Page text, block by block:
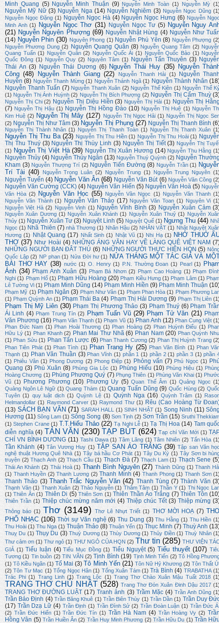
Minh Quang (5) Nguyễn Minh Thuận (9) Nguyễn Minh Toàn (1) Nguyễn Mỳ
Nguyễn Mỹ Nữ (3) Nguyễn Nga (14) Nguyễn Nghiêm (3) Nguyễn Ngọc Dũng
Nguyễn Ngọc Đặng (1) Nguyễn Ngọc Hà (4) Nguyễn Ngọc Hưng (6) Nguyễn
Minh Anh (1) Nguyễn Ngọc Thơ (31) Nguyễn Ngọc Tư (5) Nguyễn Nguy
(21) Nguyễn Nguyên Phượng (69) Nguyễn Nhật Hùng (4) Nguyễn Như
(14) Nguyễn Phin (30) Nguyên Phong (1) Nguyễn Phú Yên (8) Nguyễn Phượng
Nguyễn Phương Dung (2) Nguyễn Quang Quân (8) Nguyễn Quang Tâm (2)
Quang Tuấn (1) Nguyễn Quân (2) Nguyễn Quốc Ái (1) Nguyễn Quốc Bảo (1)
Quốc Đông (1) Nguyễn Quy (2) Nguyên Tâm (1) Nguyễn Tấn Thuyên (3)
Thái An (3) Nguyễn Thái Dương (6) Nguyễn Thái Huy (35)
Nguyễn
Công (48) Nguyễn Thành Giang (22) Nguyễn Thanh Hải (1)
Nguyễn
Huyền (8) Nguyễn Thanh Mừng (1) Nguyễn Thánh Ngã (1) Nguyễn Thành Nhân
Nguyễn Thanh Tuấn (7) Nguyễn Thanh Xuân (2) Nguyễn Thế Kiên (1) Nguyễn Thế
(1) Nguyễn Thị Ánh Huỳnh (2) Nguyễn Thị Bích Phượng (2) Nguyễn Thị Cẩm Thuỳ
Nguyễn Thị Chi (2) Nguyễn Thị Diệu Hiền (3) Nguyễn Thị Hải (1) Nguyễn Thị
(7) Nguyễn Thị Hậu (1) Nguyễn Thị Hồng Đào (10) Nguyễn Thị Huệ (1) Nguyễn
Kim Huệ (2) Nguyễn Thị Mây (127) Nguyễn Thị Ngọc Hải (1) Nguyễn Thị Ngọc
(2) Nguyễn Thị Như Tâm (3) Nguyễn Thị Phụng (27) Nguyễn Thị Thanh Bình
Nguyễn Thị Thành Nhân (1) Nguyễn Thị Thanh Toàn (1) Nguyễn Thị Thanh Xuân
Nguyễn Thị Thu Ba (23) Nguyễn Thị Thu Hiền (1) Nguyễn Thị Thu Hoài (1)
Thị Thu Thuý (3) Nguyễn Thị Thùy Linh (3) Nguyễn Thị Tiết (3) Nguyễn Thị
(1) Nguyễn Thị Việt Hà (39) Nguyễn Thị Xuân Hương (14) Nguyễn Thu Hằng
Nguyễn Thủy (4) Nguyễn Thúy Ngân (13) Nguyễn Thuý Quỳnh (2) Nguyễn
Kham (3) Nguyễn Thượng Trí (2) Nguyễn Tiến Đường (8) Nguyễn Trần (1)
Trí Tài (40) Nguyễn Trọng Luân (2) Nguyễn Trung (1) Nguyễn Trung Nguyên
Nguyễn Tuyển (4) Nguyễn Văn Ân (68) Nguyễn Văn Bút (6) Nguyễn Văn Công
Nguyễn Văn Cường (CCK) (4) Nguyễn Văn Hiến (5) Nguyễn Văn Hoà (5)
Văn Hòa (2) Nguyễn Văn Học (55) Nguyễn Văn Ngọc (1) Nguyễn Văn Thanh
Nguyễn Văn Thành (1) Nguyễn Văn Thảo (17) Nguyễn Văn Toan (1) Nguyên Vi
Nguyễn Việt Hà (2) Nguyễn Vinh (1) Nguyễn Vĩnh Bình (3) Nguyễn Xuân Cảm
Nguyễn Xuân Dương (1) Nguyễn Xuân Khánh (1) Nguyễn Xuân Thuỷ (1) Nguyễn
Thủy (1) Nguyễn Xuân Tư (3) Nguyệt Linh (5) Nguyệt Quế (1) Ngưng Thu (44)
Ngọc (1) Nhã Thiên (7) nhà Thương (1) Nhân Hậu (2) NHÂN VẬT (1) Nhật Nguyệt
Hương (1) Nhật Quang (17) Nhất Sinh (1) Nhật Vũ (1) Nhi Hạ (1) NHỚ THUỞ
THƠ (37) Như Hoài (4) NHỮNG ÁNG VĂN HAY VỀ LÀNG QUÊ VIỆT NAM
NHỮNG NGƯỜI BẠN ĐÂT THỦ (6) NHỮNG NGƯỜI THỰC HIỆN HQN (5)
Quốc Lập (2) NP phan (1) Nửa Đời hư (1) NỬA THÁNG MỘT TÁC GIẢ VÀ
BÀI THƠ HAY (38) nước (1) O. Henry (1) P.N. Thường Đoan (1) Pearl (1)
Ánh (34) Phạm Anh Xuân (3) Phạm Bá Nhơn (2) Phạm Cao Hoàng (1) Phạm
Nghi (1) Phạm Hổ (1) Phạm Hữu Hoàng (20) Phạm Kiều Hưng (1) Phạm Lâm (1)
Lê Tường Vi (1) Phạm Minh Dũng (14) Phạm Minh Hiền (9) Phạm Minh Thuận
Phạm Mỹ (1) Phạm Ngân (3) Phạm Như Vân (1) Phạm Phan Hòa (1) Phạm Phương
(1) Phạm Quỳnh An (1) Phạm Thái Ba (4) Phạm Thị Hải Dương (9) Phạm Thị Liên
Phạm Thị Mỹ Liên (30) Phạm Thị Phương Thảo (3) Phạm Thuý (6) Phạm
Ái Linh (4) Phạm Trung Tín (2) Phạm Tuấn Vũ (29) Phạm Tử Văn (21)
Văn Phương (16) Phạm Văn Thạnh (1) Phạm Vũ (1) Phan Anh (12) Phan Cung Việt
Phan Đức Nam (1) Phan Hoài Thương (1) Phan Hoàng (2) Phan Huỳnh Điểu (1)
Hữu Lý (1) Phan Khanh (2) Phan Mai Thư Nhã (6) Phan Nam (20) Phan Quỳnh
(1) Phan Sửu (1) Phan Tấn Lược (6) Phan Thanh Cương (2) Phan Thị Huỳnh Trang
Phan Tiên Phát (1) Phan Tình (1) Phan Trang Hy (25) Phan Văn Bình (1) Phan
Thạnh (1) Phan Văn Thuần (3) Phan Vĩnh (1) phần 1 (1) phần 2 (1) phần 3 (1) phần
(1) Phiêu Vân (1) Phong Dương (2) Phong Điệp (1) Phỏng vấn (7) Phú Ngọc (1)
Quang (3) Phú Xuân (8) Phùng Gia Lộc (1) Phùng Hiếu (10) Phùng Hiệu (1)
Hoàng Chương (1) Phùng Phương Quý (7) Phụng Thiên (1) Phùng Văn Khai (1)
Vũ (1) Phương Phương (10) Phương Uy (5) Quan Thế Âm (1) Quảng Ngọc
Quảng Ngôn Lê Ngữ (1) Quang Thám (1) Quang Tuấn Dũng (9) Quốc Hùng (2)
Tuyên (1) quy luật dịch (1) Quỳnh Lệ (1) Quỳnh Nga (16) Quỳnh Trâm (1)
Helmandollar (1) Raymond Carver (1) Raymond Thư (1) Rêu (Cao Hoàng Từ
(13) SÁCH BẠN VĂN (71) SARAH HALL (1) SINH NHẬT (1) Song Ninh (11)
Hương (11) Sông Lam (1) Sông Song (8) Sơn Tịnh (2) Sơn Trần (15) Sruthi
(1) Stephen Crane (1) T.T.Hiếu Thảo (22) Tạ Nghi Lễ (1) Tạ Thị Hoa (14) Tam
diễn nghĩa (4) TẢN VĂN (230) TẠP BÚT (624) Tạp chí Văn Mới (1)
CHÍ VN BÌNH DƯƠNG (11) Tashi Dawa (1) Tâm Lãng (1) Tâm Nhiên (2) Tấn Hòa
Tần Khánh (4) Tân Vương Huy (1) TẬP SAN ÁO TRẮNG (39) Tập san Văn
nghệ thuật Hương Quê Nhà (1) Tây bá hầu Cơ Phát (1) Tây Du Ký (1) Tây Sơn bi
truyện (2) Thạch Anh (2) Thạch Cầu (1) Thạch Đà (7) Thạch Lam (1) Thạch Sene
Thái An Khánh (2) Thái Hoà (1) Thanh Bình Nguyên (27) Thành Dũng (1) Thanh
(1) Thanh Huyền (2) Thanh Lương (2) Thanh Minh (4) Thanh Phong (1) Thanh Sơn
Thanh Thảo (3) Thanh Trắc Nguyễn Văn (42) Thanh Tùng (7) Thành Văn
Thạnh Văn (1) Thanh Xuân (2) Thảo Nguyễn (1) Thâm Tâm (1) Thần Y (1) Thi Ngọc
(1) Thiên Ân (1) Thiên Di (5) Thiên Sơn (1) Thiên Thần Áo Trắng (7) Thiên Tôn
Thiên Trần (1) Thiệp chúc mừng năm mới (4) Thiệp chúc Tết (3) Thiệp mừng
Thông báo (1) Thơ (3149) Thơ Lê Nhựt Triết (1) THƠ MỜI HOẠ (7)
PHỔ NHẠC (106) Thời sự Văn nghệ (6) Thu Dung (3) Thu Hằng (1) Thu Hiền
Thu Hoài (1) Thu Nga (1) Thuận Thảo (8) Thuận Yến (1) Thục Minh (7) Thuỳ Anh
Thuỵ Du (1) Thụy Du (3) Thuỳ Dương (1) Thùy Dương (1) Thủy Điền (1) Thuỳ Nhân
Thư cảm ơn (1) Thư ngỏ (1) THƯ NGỎ CỦA HQN (2) Thư tin (285) THƯ VIỆN
GIẢ (1) Tiểu luận (4) Tiểu Mục Đồng (1) Tiểu Nguyệt (5) Tiểu thuyết (107)
Tương (1) Tin buồn (2) TIN VĂN (2) Tịnh Bình (19) Tịnh Minh Tiến (2) Tô Hồng
(1) Tô Kiều Ngân (1) Tố Mai (3) Tô Minh Yến (21) Tôn Nữ Hỷ Khương (2) Tôn Thất
(2) Tôn Tư Mạc (1) Tống Ngọc Hân (1) Tống Xuân Tám (1) Trà Bình (4) TRABATHA
Trác Phi (1) Trang Linh (1) Trang Lộc (1) Trang Thơ Chào Xuân Mậu Tuất 2018
TRANG THƠ CHỦ NHẬT (528) Trang Thơ Đón Xuân Đinh Dậu 2017
TRANG THƠ ĐƯỜNG LUẬT (17) Tranh ảnh (3) Trầm Mặc (4) Trần Anh Dũng
Trần Bảo Định (4) Trần Băng Khuê (1) Trần Biên Thùy (1) Trần Dần (1) Trần Duy
(17) Trần Dzạ Lữ (4) Trần Định (1) Trần Đình Sử (2) Trần Đoàn Luận (1) Trần Đức
(2) Trần Đức Hiển (1) Trần Đức Tín (1) Trần Hà Nam (4) Trần Hoàng Vy (2)
Hồng Vân (5) Trần Huiền Ân (2) Trần Huy Minh Phương (2) Trần Hữu Du (1) Trần